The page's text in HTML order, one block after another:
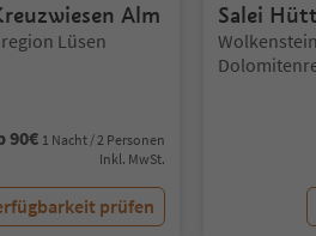
Alm
Lüsen
90€ 1 Nacht / 2 Personen
Inkl. MwSt.
prüfen
Salei
Standort: